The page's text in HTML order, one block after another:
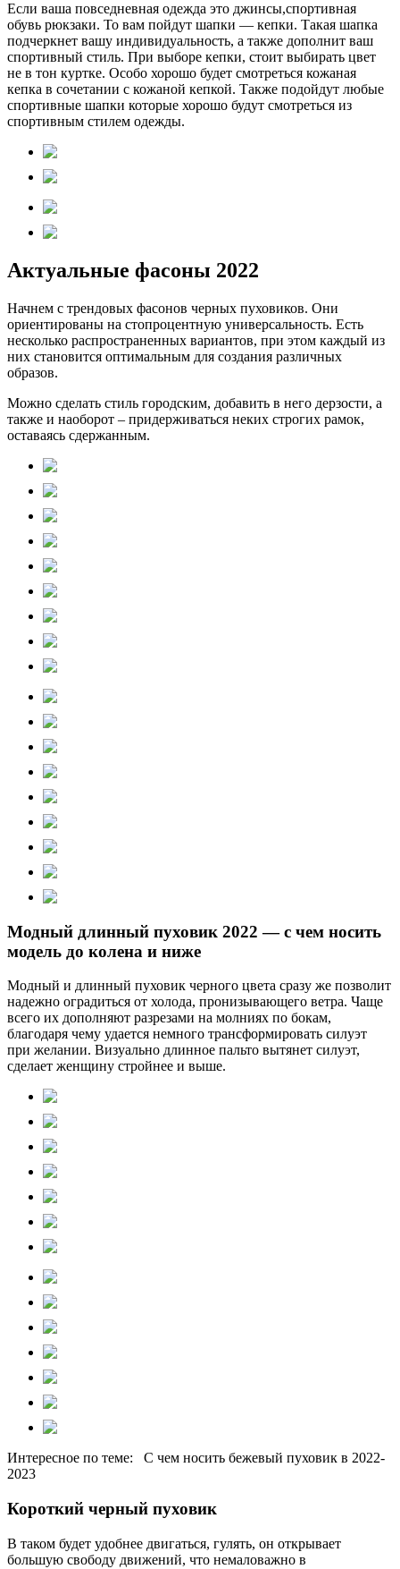
Если ваша повседневная одежда это джинсы,спортивная
обувь рюкзаки. То вам пойдут шапки — кепки. Такая шапка
подчеркнет вашу индивидуальность, а также дополнит ваш
спортивный стиль. При выборе кепки, стоит выбирать цвет
не в тон куртке. Особо хорошо будет смотреться кожаная
кепка в сочетании с кожаной кепкой. Также подойдут любые
спортивные шапки которые хорошо будут смотреться из
спортивным стилем одежды.
Актуальные фасоны 2022
Начнем с трендовых фасонов черных пуховиков. Они
ориентированы на стопроцентную универсальность. Есть
несколько распространенных вариантов, при этом каждый из
них становится оптимальным для создания различных
образов.
Можно сделать стиль городским, добавить в него дерзости, а
также и наоборот – придерживаться неких строгих рамок,
оставаясь сдержанным.
Модный длинный пуховик 2022 — с чем носить
модель до колена и ниже
Модный и длинный пуховик черного цвета сразу же позволит
надежно оградиться от холода, пронизывающего ветра. Чаще
всего их дополняют разрезами на молниях по бокам,
благодаря чему удается немного трансформировать силуэт
при желании. Визуально длинное пальто вытянет силуэт,
сделает женщину стройнее и выше.
Интересное по теме: С чем носить бежевый пуховик в 2022-
2023
Короткий черный пуховик
В таком будет удобнее двигаться, гулять, он открывает
большую свободу движений, что немаловажно в